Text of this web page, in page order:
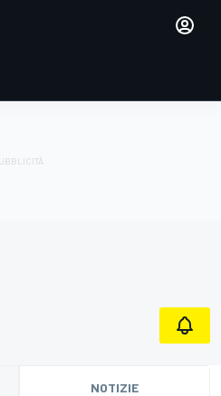
NOTIZIE